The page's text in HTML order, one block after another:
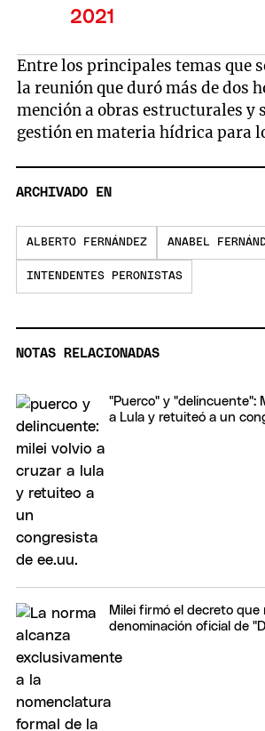
2021
Entre los principales temas que
la reunión que duró más de dos
mención a obras estructurales y
gestión en materia hídrica para
ARCHIVADO EN
ALBERTO FERNÁNDEZ ANABEL
INTENDENTES PERONISTAS
NOTAS RELACIONADAS
"Puerco" y "delincuente":
a Lula y retuiteó a un
Milei firmó el decreto que
denominación oficial de